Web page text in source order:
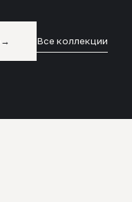
→ Все коллекции